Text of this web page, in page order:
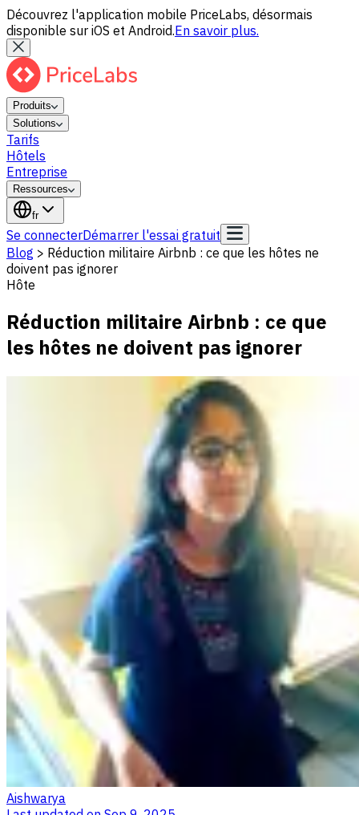
Découvrez l'application mobile PriceLabs, désormais
disponible sur iOS et Android.En savoir plus.
Produits
Solutions
Tarifs
Hôtels
Entreprise
Ressources
fr
Se connecterDémarrer l'essai gratuit
Blog > Réduction militaire Airbnb : ce que les hôtes ne
doivent pas ignorer
Hôte
Réduction militaire Airbnb : ce que
les hôtes ne doivent pas ignorer
Aishwarya